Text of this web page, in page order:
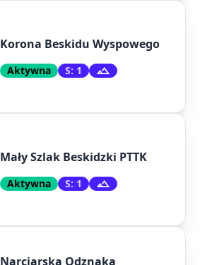
Korona Beskidu Wyspowego
Aktywna S: 1
Mały Szlak Beskidzki PTTK
Aktywna S: 1
Narciarska Odznaka